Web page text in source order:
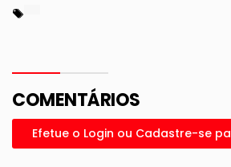
COMENTÁRIOS
Efetue o Login ou Cadastre-se